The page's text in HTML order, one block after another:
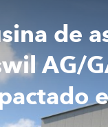
de
AG/